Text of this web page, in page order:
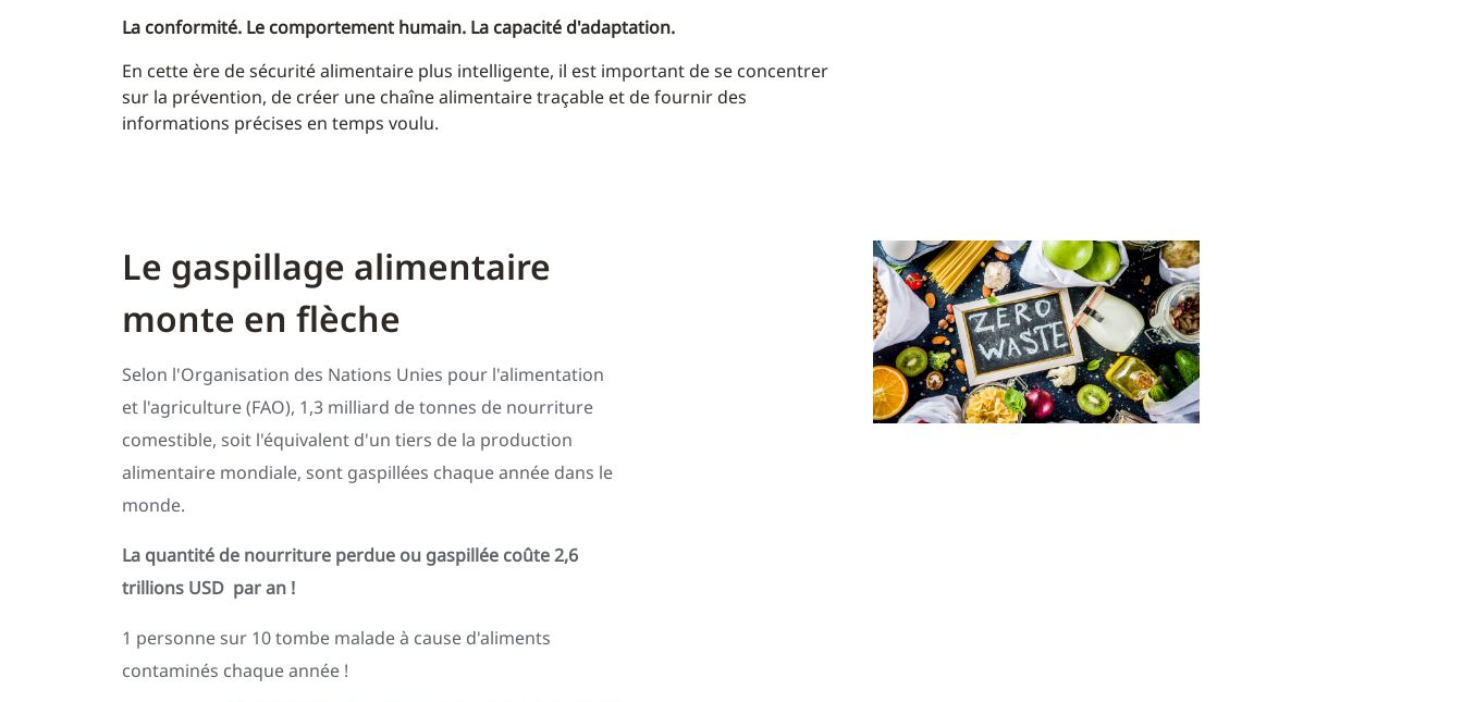
La conformité. Le comportement humain. La capacité d'adaptation.
En cette ère de sécurité alimentaire plus intelligente, il est important de se concentrer
sur la prévention, de créer une chaîne alimentaire traçable et de fournir des
informations précises en temps voulu.
Le gaspillage alimentaire
monte en flèche
Selon l'Organisation des Nations Unies pour l'alimentation
et l'agriculture (FAO), 1,3 milliard de tonnes de nourriture
comestible, soit l'équivalent d'un tiers de la production
alimentaire mondiale, sont gaspillées chaque année dans le
monde.
La quantité de nourriture perdue ou gaspillée coûte 2,6
trillions USD par an !
1 personne sur 10 tombe malade à cause d'aliments
contaminés chaque année !